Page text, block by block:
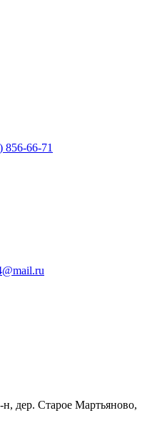
856-66-71
дер. Старое Мартьяново,